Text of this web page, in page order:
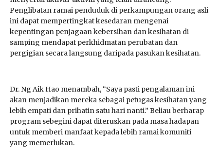
Penglibatan ramai penduduk di perkampungan orang asli
ini dapat mempertingkat kesedaran mengenai
kepentingan penjagaan kebersihan dan kesihatan di
samping mendapat perkhidmatan perubatan dan
pergigian secara langsung daripada pasukan kesihatan.
Dr. Ng Aik Hao menambah, “Saya pasti pengalaman ini
akan menjadikan mereka sebagai petugas kesihatan yang
lebih empati dan prihatin satu hari nanti.” Beliau berharap
program sebegini dapat diteruskan pada masa hadapan
untuk memberi manfaat kepada lebih ramai komuniti
yang memerlukan.